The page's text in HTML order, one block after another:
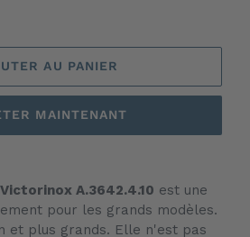
AU PANIER
MAINTENANT
A.3642.4.10 est une
pour les grands modèles.
et plus grands. Elle n'est pas